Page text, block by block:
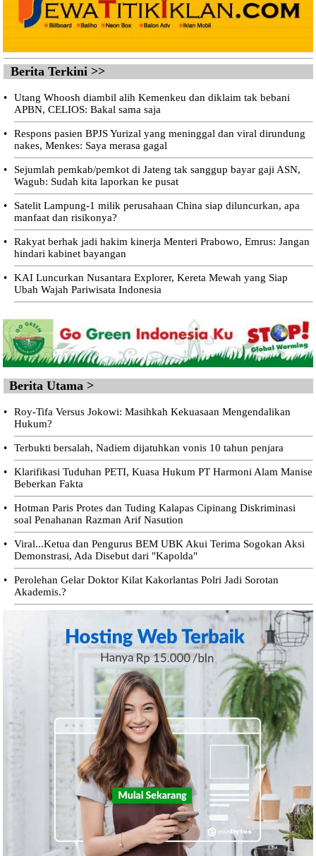
Berita Terkini >>
•
Utang Whoosh diambil alih Kemenkeu dan diklaim tak bebani
APBN, CELIOS: Bakal sama saja
•
Respons pasien BPJS Yurizal yang meninggal dan viral dirundung
nakes, Menkes: Saya merasa gagal
•
Sejumlah pemkab/pemkot di Jateng tak sanggup bayar gaji ASN,
Wagub: Sudah kita laporkan ke pusat
•
Satelit Lampung-1 milik perusahaan China siap diluncurkan, apa
manfaat dan risikonya?
•
Rakyat berhak jadi hakim kinerja Menteri Prabowo, Emrus: Jangan
hindari kabinet bayangan
•
KAI Luncurkan Nusantara Explorer, Kereta Mewah yang Siap
Ubah Wajah Pariwisata Indonesia
Berita Utama >
•
Roy-Tifa Versus Jokowi: Masihkah Kekuasaan Mengendalikan
Hukum?
• Terbukti bersalah, Nadiem dijatuhkan vonis 10 tahun penjara
•
Klarifikasi Tuduhan PETI, Kuasa Hukum PT Harmoni Alam Manise
Beberkan Fakta
•
Hotman Paris Protes dan Tuding Kalapas Cipinang Diskriminasi
soal Penahanan Razman Arif Nasution
•
Viral...Ketua dan Pengurus BEM UBK Akui Terima Sogokan Aksi
Demonstrasi, Ada Disebut dari "Kapolda"
•
Perolehan Gelar Doktor Kilat Kakorlantas Polri Jadi Sorotan
Akademis.?